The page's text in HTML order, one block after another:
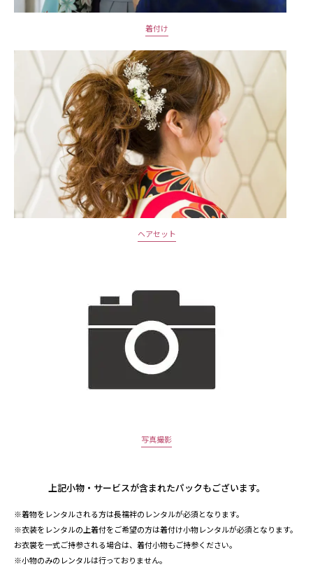
着付け
ヘアセット
写真撮影
上記小物・サービスが含まれたパックもございます。
※着物をレンタルされる方は長襦袢のレンタルが必須となります。
※衣装をレンタルの上着付をご希望の方は着付け小物レンタルが必須となります。
お衣裳を一式ご持参される場合は、着付小物もご持参ください。
※小物のみのレンタルは行っておりません。